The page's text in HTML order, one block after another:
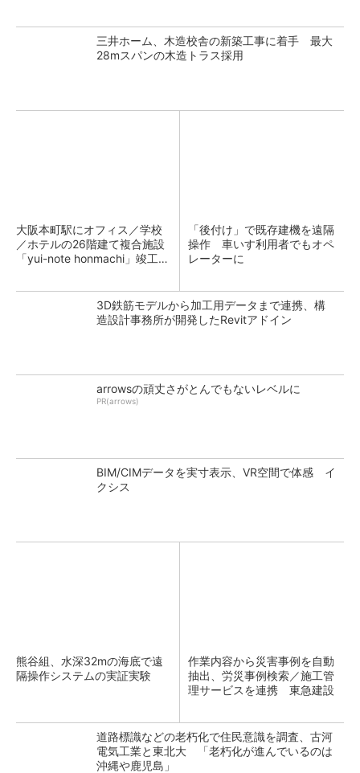
三井ホーム、木造校舎の新築工事に着手 最大
28mスパンの木造トラス採用
大阪本町駅にオフィス／学校
／ホテルの26階建て複合施設
「yui-note honmachi」竣工、
「後付け」で既存建機を遠隔
操作 車いす利用者でもオペ
レーターに
3D鉄筋モデルから加工用データまで連携、構
造設計事務所が開発したRevitアドイン
arrowsの頑丈さがとんでもないレベルに
PR(arrows)
BIM/CIMデータを実寸表示、VR空間で体感 イ
クシス
熊谷組、水深32mの海底で遠
隔操作システムの実証実験
作業内容から災害事例を自動
抽出、労災事例検索／施工管
理サービスを連携 東急建設
道路標識などの老朽化で住民意識を調査、古河
電気工業と東北大 「老朽化が進んでいるのは
沖縄や鹿児島」